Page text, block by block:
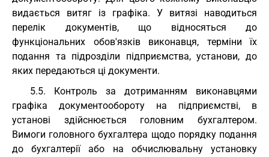
видається витяг із графіка. У витязі наводиться
перелік документів, що відносяться до
функціональних обов'язків виконавця, терміни їх
подання та підрозділи підприємства, установи, до
яких передаються ці документи.
5.5. Контроль за дотриманням виконавцями
графіка документообороту на підприємстві, в
установі здійснюється головним бухгалтером.
Вимоги головного бухгалтера щодо порядку подання
до бухгалтерії або на обчислювальну установку